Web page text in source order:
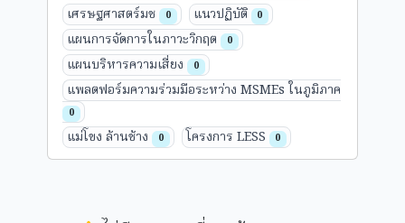
เศรษฐศาสตร์มช 0 แนวปฏิบัติ 0
แผนการจัดการในภาวะวิกฤต 0
แผนบริหารความเสี่ยง 0
แพลตฟอร์มความร่วมมือระหว่าง MSMEs ในภูมิภาค
0
แม่โขง ล้านช้าง 0 โครงการ LESS 0